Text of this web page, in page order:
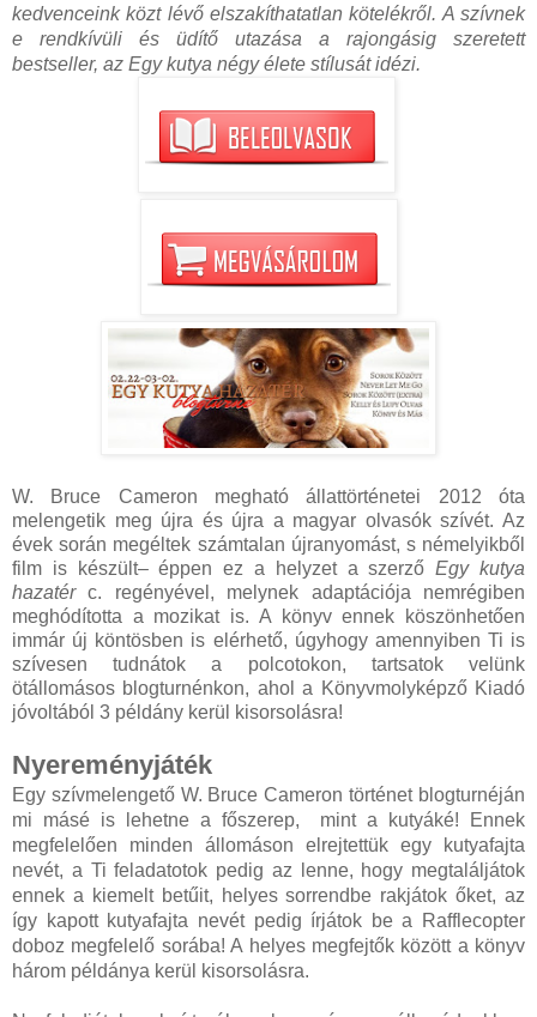
kedvenceink közt lévő elszakíthatatlan kötelékről. A szívnek
e rendkívüli és üdítő utazása a rajongásig szeretett
bestseller, az Egy kutya négy élete stílusát idézi.
W. Bruce Cameron megható állattörténetei 2012 óta
melengetik meg újra és újra a magyar olvasók szívét. Az
évek során megéltek számtalan újranyomást, s némelyikből
film is készült– éppen ez a helyzet a szerzőEgy kutya
hazatérc. regényével, melynek adaptációja nemrégiben
meghódította a mozikat is. A könyv ennek köszönhetően
immár új köntösben is elérhető, úgyhogy amennyiben Ti is
szívesen tudnátok a polcotokon, tartsatok velünk
ötállomásos blogturnénkon, ahol a Könyvmolyképző Kiadó
jóvoltából 3 példány kerül kisorsolásra!
Nyereményjáték
Egy szívmelengető W. Bruce Cameron történet blogturnéján
mi másé is lehetne a főszerep, mint a kutyáké! Ennek
megfelelően minden állomáson elrejtettük egy kutyafajta
nevét, a Ti feladatotok pedig az lenne, hogy megtaláljátok
ennek a kiemelt betűit, helyes sorrendbe rakjátok őket, az
így kapott kutyafajta nevét pedig írjátok be a Rafflecopter
doboz megfelelő sorába! A helyes megfejtők között a könyv
három példánya kerül kisorsolásra.